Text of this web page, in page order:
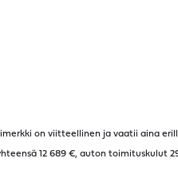
on viitteellinen ja vaatii aina
12 689 €, auton toimituskulut